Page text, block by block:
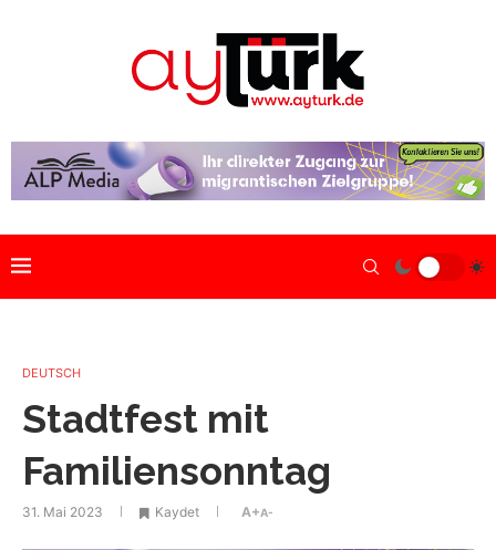
DEUTSCH
Stadtfest mit
Familiensonntag
31. Mai 2023 Kaydet A+A-